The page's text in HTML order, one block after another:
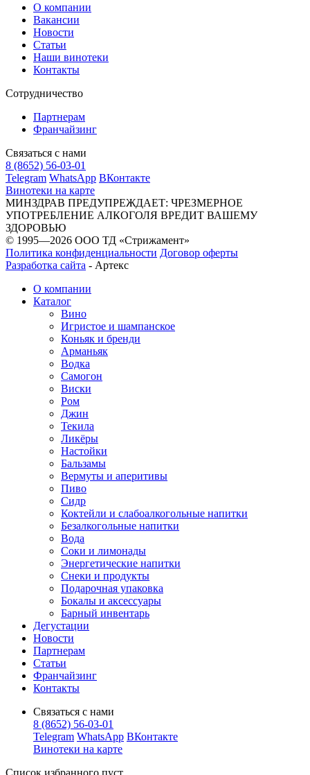
О компании
Вакансии
Новости
Статьи
Наши винотеки
Контакты
Сотрудничество
Партнерам
Франчайзинг
Связаться с нами
8 (8652) 56-03-01
Telegram WhatsApp ВКонтакте
Винотеки на карте
МИНЗДРАВ ПРЕДУПРЕЖДАЕТ: ЧРЕЗМЕРНОЕ
УПОТРЕБЛЕНИЕ АЛКОГОЛЯ ВРЕДИТ ВАШЕМУ
ЗДОРОВЬЮ
© 1995—2026 ООО ТД «Стрижамент»
Политика конфиденциальности Договор оферты
Разработка сайта - Артекс
О компании
Каталог
Вино
Игристое и шампанское
Коньяк и бренди
Арманьяк
Водка
Самогон
Виски
Ром
Джин
Текила
Ликёры
Настойки
Бальзамы
Вермуты и аперитивы
Пиво
Сидр
Коктейли и слабоалкогольные напитки
Безалкогольные напитки
Вода
Соки и лимонады
Энергетические напитки
Снеки и продукты
Подарочная упаковка
Бокалы и аксессуары
Барный инвентарь
Дегустации
Новости
Партнерам
Статьи
Франчайзинг
Контакты
Связаться с нами
8 (8652) 56-03-01
Telegram WhatsApp ВКонтакте
Винотеки на карте
Список избранного пуст